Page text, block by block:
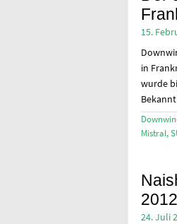
15.
in
wurde
Mistral,
2012
24. Juli